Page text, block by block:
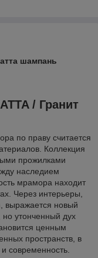
шампань
/ Гранит
по праву считается
Коллекция
прожилками
наследием
мрамора находит
Через интерьеры,
новый
утонченный дух
ценным
пространств, в
современность.